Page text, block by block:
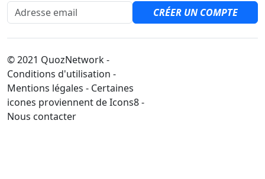
Adresse email
CRÉER UN COMPTE
© 2021 QuozNetwork -
Conditions d'utilisation -
Mentions légales - Certaines
icones proviennent de Icons8 -
Nous contacter